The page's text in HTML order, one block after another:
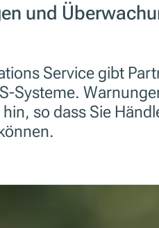
und
Service gibt
Systeme.
so dass Sie